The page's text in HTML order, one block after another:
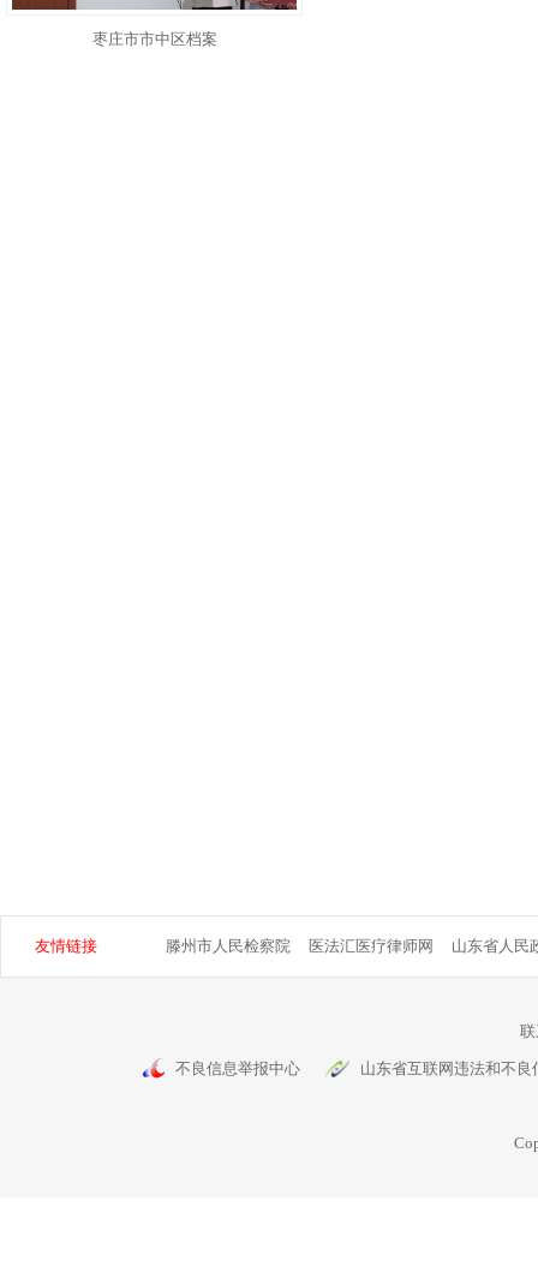
枣庄市市中区档案
友情链接 滕州市人民检察院 医法汇医疗律师网 山东省人民
不良信息举报中心 山东省互联网违法和不良